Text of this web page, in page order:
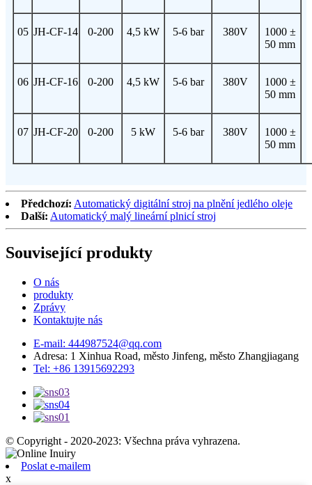
05 JH-CF-14 0-200 4,5 kW 5-6 bar 380V
1000 ±
50 mm
06 JH-CF-16 0-200 4,5 kW 5-6 bar 380V
1000 ±
50 mm
07 JH-CF-20 0-200 5 kW 5-6 bar 380V
1000 ±
50 mm
Předchozí: Automatický digitální stroj na plnění jedlého oleje
Další: Automatický malý lineární plnicí stroj
Související produkty
O nás
produkty
Zprávy
Kontaktujte nás
E-mail: 444987524@qq.com
Adresa: 1 Xinhua Road, město Jinfeng, město Zhangjiagang
Tel: +86 13915692293
© Copyright - 2020-2023: Všechna práva vyhrazena.
Poslat e-mailem
x